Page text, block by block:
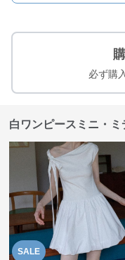
必ず購
白ワンピースミニ・
SALE